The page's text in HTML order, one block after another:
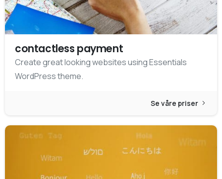
contactless payment
Create great looking websites using Essentials
WordPress theme.
Se våre priser